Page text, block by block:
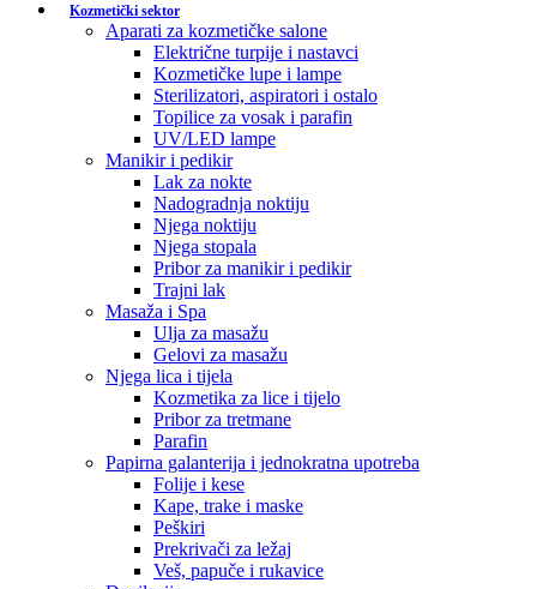
Kozmetički sektor
Aparati za kozmetičke salone
Električne turpije i nastavci
Kozmetičke lupe i lampe
Sterilizatori, aspiratori i ostalo
Topilice za vosak i parafin
UV/LED lampe
Manikir i pedikir
Lak za nokte
Nadogradnja noktiju
Njega noktiju
Njega stopala
Pribor za manikir i pedikir
Trajni lak
Masaža i Spa
Ulja za masažu
Gelovi za masažu
Njega lica i tijela
Kozmetika za lice i tijelo
Pribor za tretmane
Parafin
Papirna galanterija i jednokratna upotreba
Folije i kese
Kape, trake i maske
Peškiri
Prekrivači za ležaj
Veš, papuče i rukavice